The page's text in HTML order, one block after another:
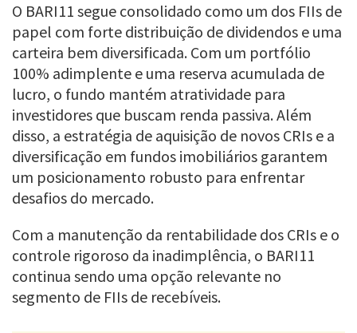
O BARI11 segue consolidado como um dos FIIs de
papel com forte distribuição de dividendos e uma
carteira bem diversificada. Com um portfólio
100% adimplente e uma reserva acumulada de
lucro, o fundo mantém atratividade para
investidores que buscam renda passiva. Além
disso, a estratégia de aquisição de novos CRIs e a
diversificação em fundos imobiliários garantem
um posicionamento robusto para enfrentar
desafios do mercado.
Com a manutenção da rentabilidade dos CRIs e o
controle rigoroso da inadimplência, o BARI11
continua sendo uma opção relevante no
segmento de FIIs de recebíveis.